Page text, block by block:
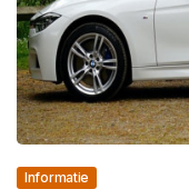
Informatie